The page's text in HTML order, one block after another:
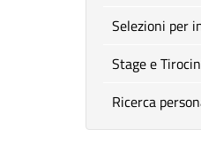
Selezioni per
Stage e
Ricerca